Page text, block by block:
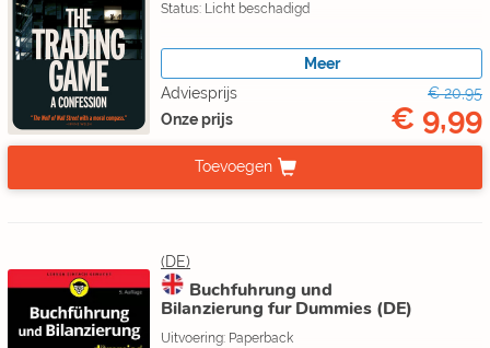
Status: Licht beschadigd
Meer
Adviesprijs
€ 20,95
Onze prijs
€ 9,99
Toevoegen
(DE)
Buchfuhrung und
Bilanzierung fur Dummies (DE)
Uitvoering: Paperback